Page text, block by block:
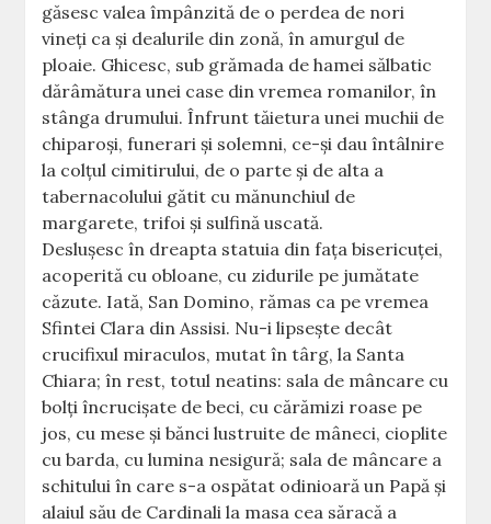
găsesc valea împânzită de o perdea de nori
vineţi ca şi dealurile din zonă, în amurgul de
ploaie. Ghicesc, sub grămada de hamei sălbatic
dărâmătura unei case din vremea romanilor, în
stânga drumului. Înfrunt tăietura unei muchii de
chiparoşi, funerari şi solemni, ce-şi dau întâlnire
la colţul cimitirului, de o parte şi de alta a
tabernacolului gătit cu mănunchiul de
margarete, trifoi şi sulfină uscată.
Desluşesc în dreapta statuia din faţa bisericuţei,
acoperită cu obloane, cu zidurile pe jumătate
căzute. Iată, San Domino, rămas ca pe vremea
Sfintei Clara din Assisi. Nu-i lipseşte decât
crucifixul miraculos, mutat în târg, la Santa
Chiara; în rest, totul neatins: sala de mâncare cu
bolţi încrucişate de beci, cu cărămizi roase pe
jos, cu mese şi bănci lustruite de mâneci, cioplite
cu barda, cu lumina nesigură; sala de mâncare a
schitului în care s-a ospătat odinioară un Papă şi
alaiul său de Cardinali la masa cea săracă a